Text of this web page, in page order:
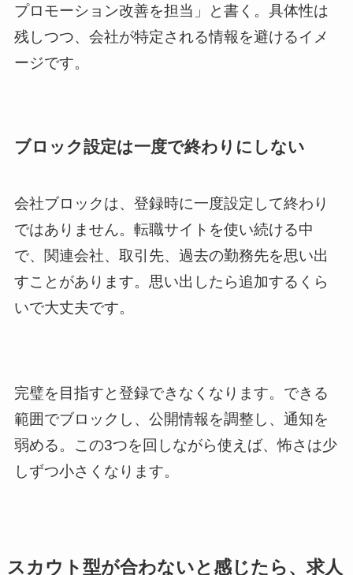
プロモーション改善を担当」と書く。具体性は
残しつつ、会社が特定される情報を避けるイメ
ージです。
ブロック設定は一度で終わりにしない
会社ブロックは、登録時に一度設定して終わり
ではありません。転職サイトを使い続ける中
で、関連会社、取引先、過去の勤務先を思い出
すことがあります。思い出したら追加するくら
いで大丈夫です。
完璧を目指すと登録できなくなります。できる
範囲でブロックし、公開情報を調整し、通知を
弱める。この3つを回しながら使えば、怖さは少
しずつ小さくなります。
スカウト型が合わないと感じたら、求人